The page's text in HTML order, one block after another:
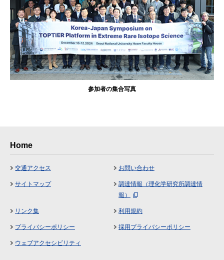
参加者の集合写真
Home
交通アクセス お問い合わせ
サイトマップ
調達情報（理化学研究所調達情
報）
リンク集 利用規約
プライバシーポリシー 採用プライバシーポリシー
ウェブアクセシビリティ